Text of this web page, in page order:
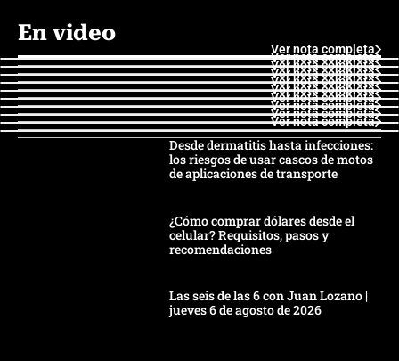
En video
Ver nota completa
Ver nota completa
Ver nota completa
Ver nota completa
Ver nota completa
Ver nota completa
Ver nota completa
Ver nota completa
Ver nota completa
Ver nota completa
Desde dermatitis hasta infecciones:
los riesgos de usar cascos de motos
de aplicaciones de transporte
¿Cómo comprar dólares desde el
celular? Requisitos, pasos y
recomendaciones
Las seis de las 6 con Juan Lozano |
jueves 6 de agosto de 2026